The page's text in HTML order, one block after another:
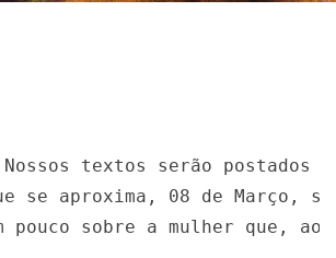
Nossos textos serão
se aproxima, 08 de Março,
pouco sobre a mulher que,